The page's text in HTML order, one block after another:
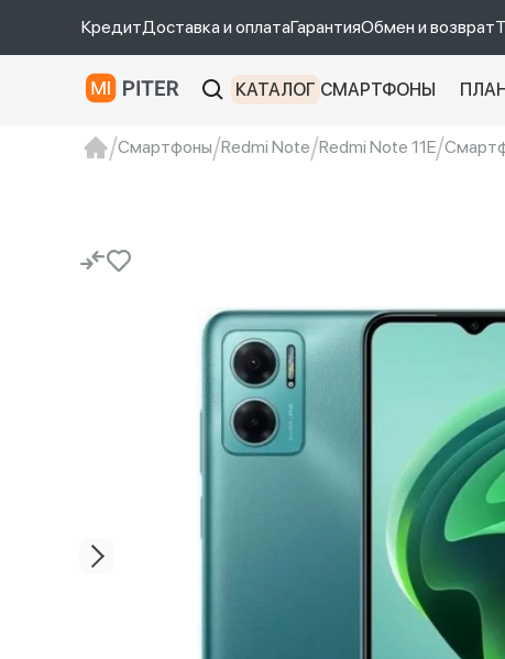
КредитДоставка и оплатаГарантияОбмен и возврат
КАТАЛОГ СМАРТФОНЫ
Смартфоны Redmi Note Redmi Note 11E